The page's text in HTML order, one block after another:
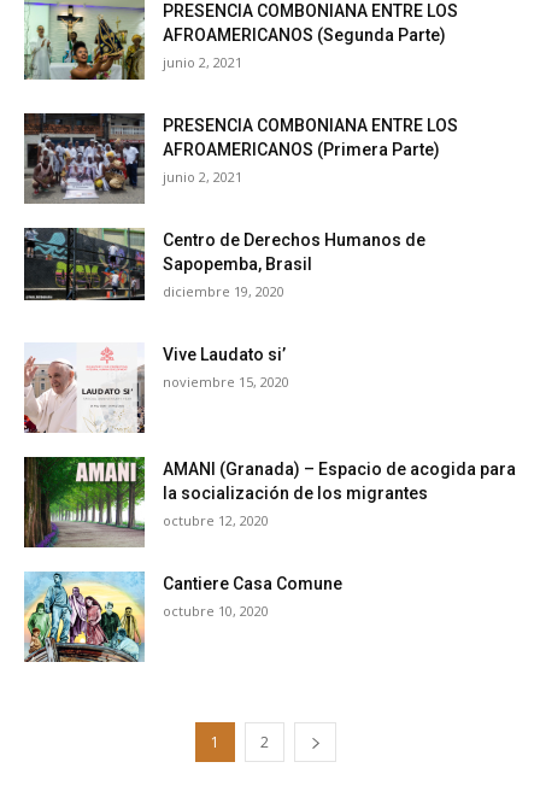
PRESENCIA COMBONIANA ENTRE LOS
AFROAMERICANOS (Segunda Parte)
junio 2, 2021
PRESENCIA COMBONIANA ENTRE LOS
AFROAMERICANOS (Primera Parte)
junio 2, 2021
Centro de Derechos Humanos de
Sapopemba, Brasil
diciembre 19, 2020
Vive Laudato si’
noviembre 15, 2020
AMANI (Granada) – Espacio de acogida para
la socialización de los migrantes
octubre 12, 2020
Cantiere Casa Comune
octubre 10, 2020
1 2